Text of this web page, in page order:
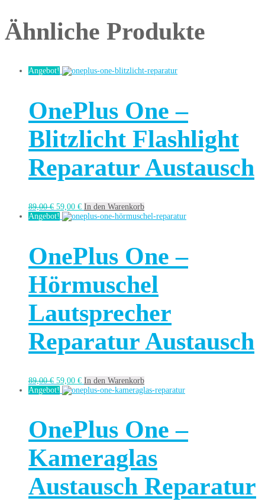
Ähnliche Produkte
Angebot!
OnePlus One –
Blitzlicht Flashlight
Reparatur Austausch
89,00€ 59,00 € In den Warenkorb
Angebot!
OnePlus One –
Hörmuschel
Lautsprecher
Reparatur Austausch
89,00€ 59,00 € In den Warenkorb
Angebot!
OnePlus One –
Kameraglas
Austausch Reparatur